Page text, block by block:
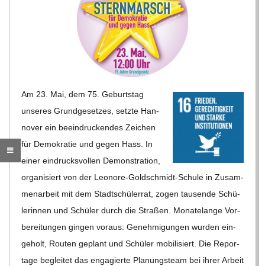
L
D
S
C
H
M
Am 23. Mai, dem 75. Geburts­tag
unse­res Grund­ge­set­zes, setzte Han­
no­ver ein beein­dru­cken­des Zei­chen
für Demo­kra­tie und gegen Hass. In
einer ein­drucks­vol­len Demons­tra­tion,
orga­ni­siert von der Leo­nore-Gold­schmidt-Schule in Zusam­
men­ar­beit mit dem Stadt­schü­ler­rat, zogen tau­sende Schü­
le­rin­nen und Schü­ler durch die Stra­ßen. Mona­te­lange Vor­
be­rei­tun­gen gin­gen vor­aus: Geneh­mi­gun­gen wur­den ein­
ge­holt, Rou­ten geplant und Schü­ler mobi­li­siert. Die Repor­
tage beglei­tet das enga­gierte Pla­nungs­team bei ihrer Arbeit